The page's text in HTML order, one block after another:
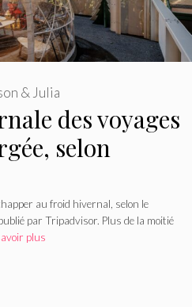
des voyages
selon
& Julia
au froid hivernal, selon le
par Tripadvisor. Plus de la moitié
plus